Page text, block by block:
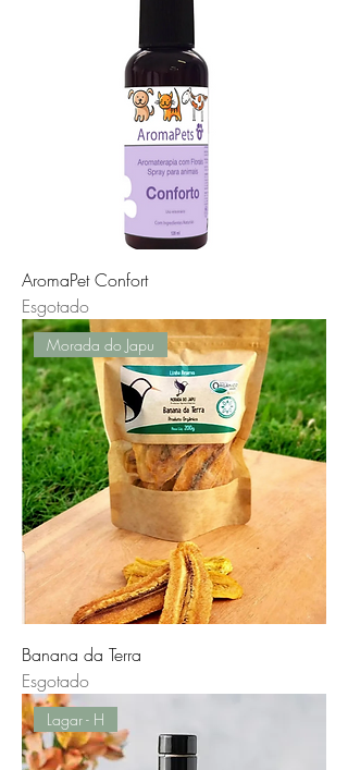
AromaPet Confort
Esgotado
Morada do Japu
Banana da Terra
Esgotado
Lagar - H